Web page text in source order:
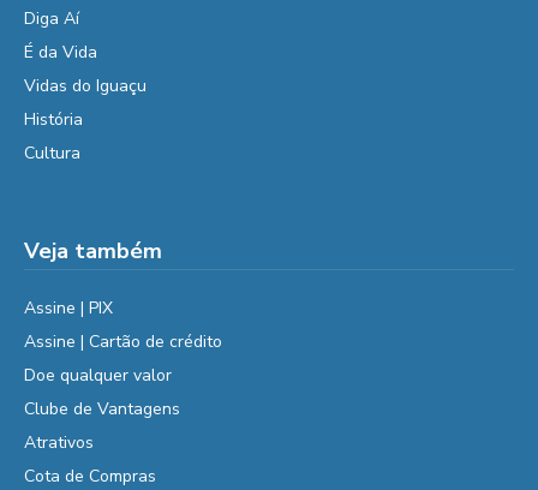
Diga Aí
É da Vida
Vidas do Iguaçu
História
Cultura
Veja também
Assine | PIX
Assine | Cartão de crédito
Doe qualquer valor
Clube de Vantagens
Atrativos
Cota de Compras